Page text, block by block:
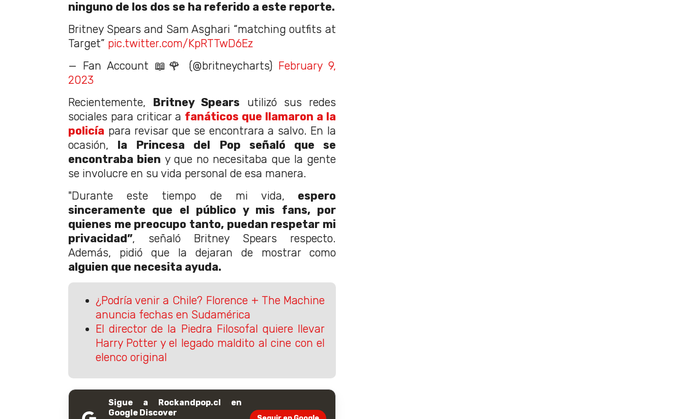
ninguno de los dos se ha referido a este reporte.
Britney Spears and Sam Asghari “matching outfits at
Target” pic.twitter.com/KpRTTwD6Ez
— Fan Account 📖🌹 (@britneycharts) February 9,
2023
Recientemente,
Britney Spears utilizó sus redes
sociales para criticar a fanáticos que llamaron a la
policía para revisar que se encontrara a salvo. En la
ocasión,
la Princesa del Pop señaló que se
encontraba bien y que no necesitaba que la gente
se involucre en su vida personal de esa manera.
"Durante este tiempo de mi vida, espero
sinceramente que el público y mis fans, por
quienes me preocupo tanto, puedan respetar mi
privacidad”, señaló Britney Spears respecto.
Además, pidió que la dejaran de mostrar como
alguien que necesita ayuda.
¿Podría venir a Chile? Florence + The Machine
anuncia fechas en Sudamérica
El director de la Piedra Filosofal quiere llevar
Harry Potter y el legado maldito al cine con el
elenco original
Sigue a Rockandpop.cl en
Google Discover